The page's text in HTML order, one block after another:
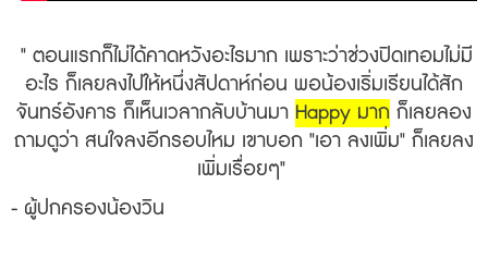
" ตอนแรกก็ไม่ได้คาดหวังอะไรมาก เพราะว่าช่วงปิดเทอมไม่มี
อะไร ก็เลยลงไปให้หนึ่งสัปดาห์ก่อน พอน้องเริ่มเรียนได้สัก
จันทร์อังคาร ก็เห็นเวลากลับบ้านมา Happy มาก ก็เลยลอง
ถามดูว่า สนใจลงอีกรอบไหม เขาบอก "เอา ลงเพิ่ม" ก็เลยลง
เพิ่มเรื่อยๆ"
- ผู้ปกครองน้องวิน